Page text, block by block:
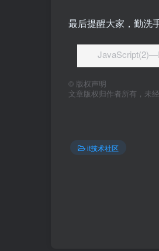
最后提醒大家，勤洗
© 版权声明
文章版权归作者所有，未
it技术社区